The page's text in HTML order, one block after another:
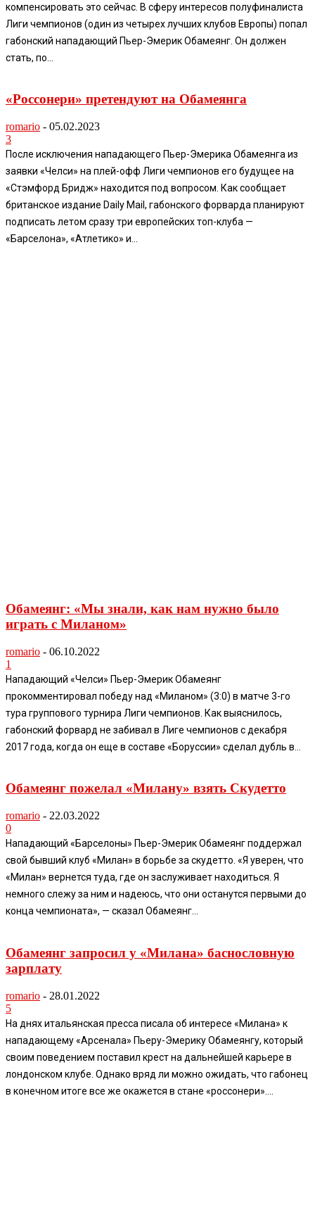
компенсировать это сейчас. В сферу интересов полуфиналиста
Лиги чемпионов (один из четырех лучших клубов Европы) попал
габонский нападающий Пьер-Эмерик Обамеянг. Он должен
стать, по...
«Россонери» претендуют на Обамеянга
romario - 05.02.2023
3
После исключения нападающего Пьер-Эмерика Обамеянга из
заявки «Челси» на плей-офф Лиги чемпионов его будущее на
«Стэмфорд Бридж» находится под вопросом. Как сообщает
британское издание Daily Mail, габонского форварда планируют
подписать летом сразу три европейских топ-клуба —
«Барселона», «Атлетико» и...
Обамеянг: «Мы знали, как нам нужно было
играть с Миланом»
romario - 06.10.2022
1
Нападающий «Челси» Пьер-Эмерик Обамеянг
прокомментировал победу над «Миланом» (3:0) в матче 3-го
тура группового турнира Лиги чемпионов. Как выяснилось,
габонский форвард не забивал в Лиге чемпионов с декабря
2017 года, когда он еще в составе «Боруссии» сделал дубль в...
Обамеянг пожелал «Милану» взять Скудетто
romario - 22.03.2022
0
Нападающий «Барселоны» Пьер-Эмерик Обамеянг поддержал
свой бывший клуб «Милан» в борьбе за скудетто. «Я уверен, что
«Милан» вернется туда, где он заслуживает находиться. Я
немного слежу за ним и надеюсь, что они останутся первыми до
конца чемпионата», — сказал Обамеянг...
Обамеянг запросил у «Милана» баснословную
зарплату
romario - 28.01.2022
5
На днях итальянская пресса писала об интересе «Милана» к
нападающему «Арсенала» Пьеру-Эмерику Обамеянгу, который
своим поведением поставил крест на дальнейшей карьере в
лондонском клубе. Однако вряд ли можно ожидать, что габонец
в конечном итоге все же окажется в стане «россонери»....